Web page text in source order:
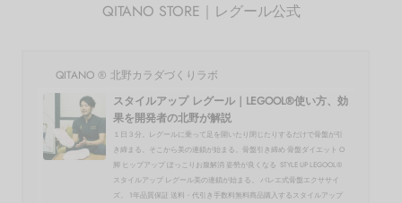
QITANO STORE｜レグール公式
QITANO ® 北野カラダづくりラボ
スタイルアップ レグール｜LEGOOL®使い方、効
果を開発者の北野が解説
１日３分。レグールに乗って足を開いたり閉じたりするだけで骨盤が引
き締まる。そこから美の連鎖が始まる。骨盤引き締め 骨盤ダイエット O
脚 ヒップアップ ぽっこりお腹解消 姿勢が良くなる STYLE UP LEGOOL®
スタイルアップ レグール美の連鎖が始まる。 バレエ式骨盤エクササイ
ズ。 1年品質保証 送料・代引き手数料無料商品購入するスタイルアップ